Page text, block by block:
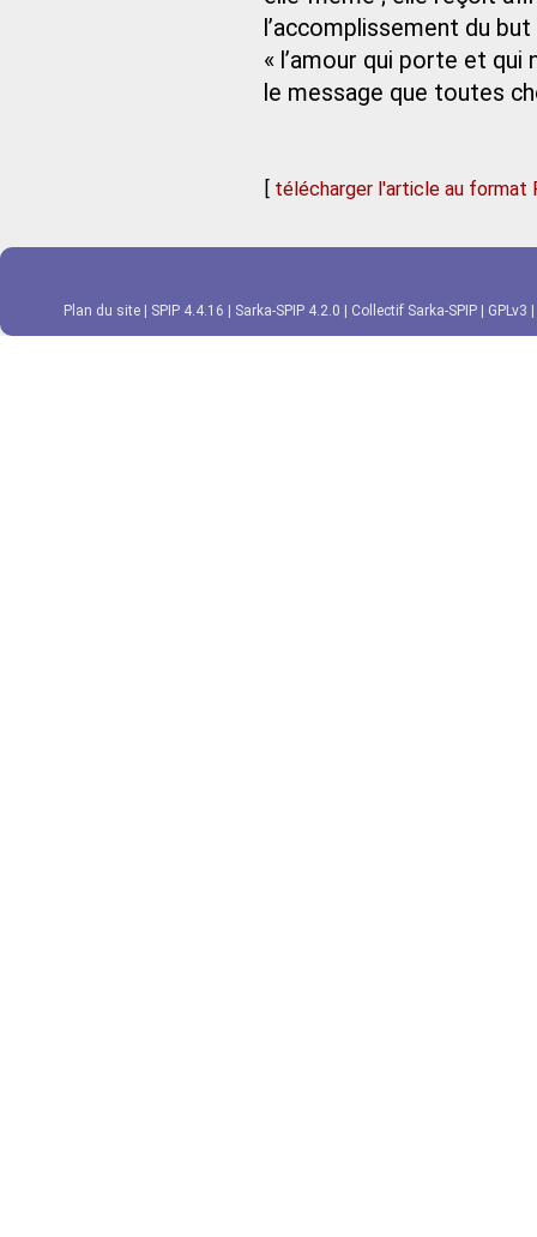
l’accomplissement du
« l’amour qui porte et qui
le message que toutes
[ télécharger l'article au format
Plan du site SPIP 4.4.16 Sarka-SPIP 4.2.0 Collectif Sarka-SPIP GPLv3